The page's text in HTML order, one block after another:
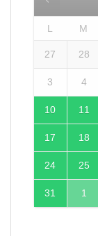
L M
27 28
3 4
10 11
17 18
24 25
31 1